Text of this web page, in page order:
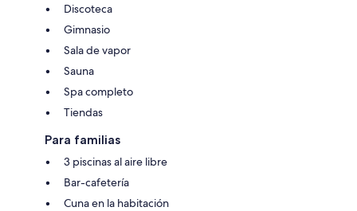
Discoteca
Gimnasio
Sala de vapor
Sauna
Spa completo
Tiendas
Para familias
3 piscinas al aire libre
Bar-cafetería
Cuna en la habitación